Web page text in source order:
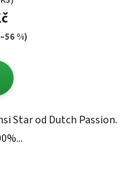
%)
Star od Dutch Passion.